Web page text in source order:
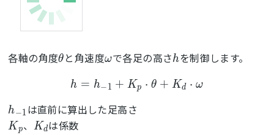
各軸の角度θ と角速度ωで各足の高さhを制御します。
h = h−1 + Kp ⋅ θ + Kd ⋅ ω
h−1 は直前に算出した足高さ
K p、 Kdは係数